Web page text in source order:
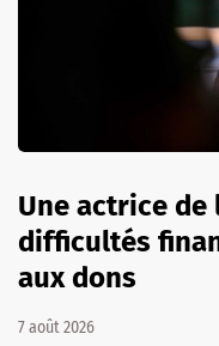
Une actrice de
difficultés
aux dons
7 août 2026